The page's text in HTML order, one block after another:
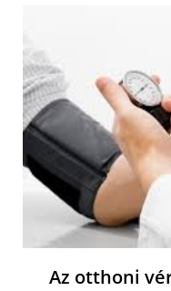
Az otthoni